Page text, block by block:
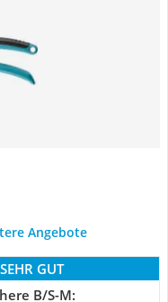
Angebote
SEHR GUT
B/S-M: